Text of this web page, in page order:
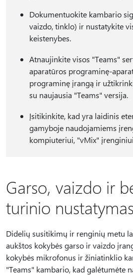
Dokumentuokite kambario
vaizdo, tinklo) ir nustatykite
keistenybes.
Atnaujinkite visos "Teams"
aparatūros programinę-
programinę įrangą ir
su naujausia "Teams" versija.
Įsitikinkite, kad yra laidinis
gamyboje naudojamiems
kompiuteriui, "vMix"
Garso, vaizdo ir
turinio nustatymas
Didelių susitikimų ir renginių metu
aukštos kokybės garso ir vaizdo
kokybės mikrofonus ir žiniatinklio
"Teams" kambario, kad galėtumėte